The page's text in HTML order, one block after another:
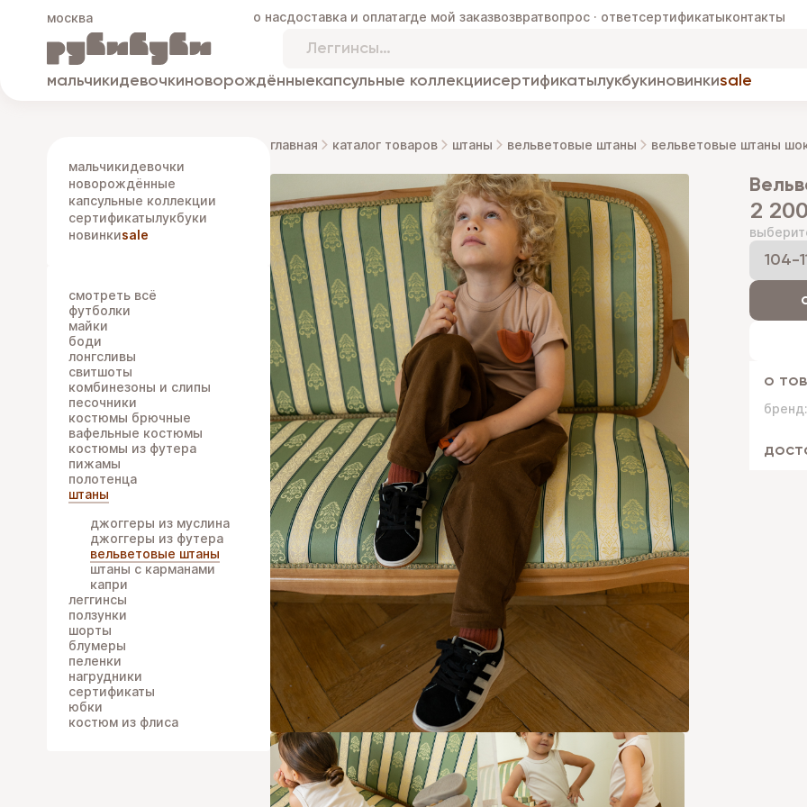
москва о насдоставка и оплатагде мой заказвозвратвопрос · ответсертификатыконтакты
мальчикидевочкиноворождённыекапсульные коллекциисертификатылукбукиновинкиsale
мальчикидевочки
новорождённые
капсульные коллекции
сертификатылукбуки
новинкиsale
смотреть всё
футболки
майки
боди
лонгсливы
свитшоты
комбинезоны и слипы
песочники
костюмы брючные
вафельные костюмы
костюмы из футера
пижамы
полотенца
штаны
джоггеры из муслина
джоггеры из футера
вельветовые штаны
штаны с карманами
капри
леггинсы
ползунки
шорты
блумеры
пеленки
нагрудники
сертификаты
юбки
костюм из флиса
главная каталог товаров штаны вельветовые штаны вельветовые штаны
2
о
бренд: